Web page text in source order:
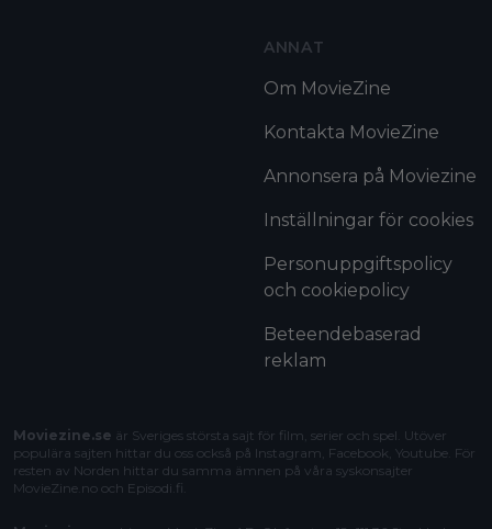
ANNAT
Om MovieZine
Kontakta MovieZine
Annonsera på Moviezine
Inställningar för cookies
Personuppgiftspolicy
och cookiepolicy
Beteendebaserad
reklam
Moviezine.se är Sveriges största sajt för film, serier och spel. Utöver
populära sajten hittar du oss också på Instagram, Facebook, Youtube. För
resten av Norden hittar du samma ämnen på våra syskonsajter
MovieZine.no och Episodi.fi